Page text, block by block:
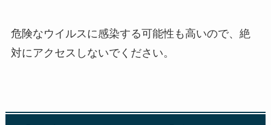
危険なウイルスに感染する可能性も高いので、絶
対にアクセスしないでください。